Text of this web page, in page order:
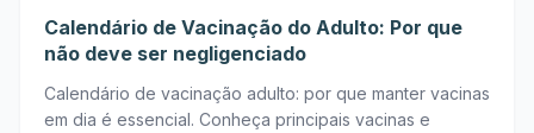
Calendário de Vacinação do Adulto: Por que
não deve ser negligenciado
Calendário de vacinação adulto: por que manter vacinas
em dia é essencial. Conheça principais vacinas e